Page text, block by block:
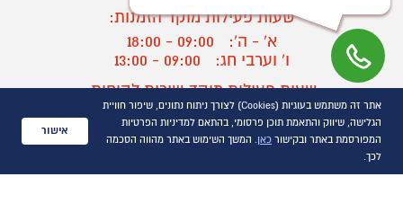
שעות פעילות מוקד הזמנות:
א' - ה':
09:00 - 18:00
ו' וערבי חג:
09:00 - 13:00
שעות פעילות מוקד שירות לקוחות:
א' - ד':
09:00 - 16:30
ה :
09:00 - 16:00
?
אתר זה משתמש בעוגיות (Cookies) לצורך ניתוח נתונים, שיפור חוויית
הגלישה, שיווק והתאמת תוכן פרסומי, בהתאם למדיניות הפרטיות
המפורסמת באתר ובקישור כאן. המשך השימוש באתר מהווה הסכמה
לכך.
אישור